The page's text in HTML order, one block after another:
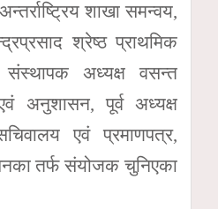
शाखा समन्वय,
श्रेष्ठ प्राथमिक
संस्थापक अध्यक्ष वसन्त
अनुशासन, पूर्व अध्यक्ष
एवं प्रमाणपत्र,
तर्फ संयोजक चुनिएका